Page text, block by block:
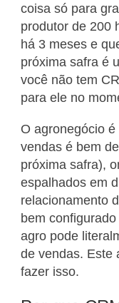
coisa só para
produtor de 200
há 3 meses e
próxima safra é
você não tem
para ele no
O agronegócio
vendas é bem
próxima safra),
espalhados em
relacionamento
bem
agro pode
de vendas. Este
fazer isso.